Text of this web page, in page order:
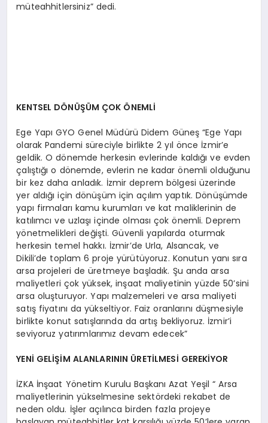
müteahhitlersiniz” dedi.
KENTSEL DÖNÜŞÜM ÇOK ÖNEMLİ
Ege Yapı GYO Genel Müdürü Didem Güneş “Ege Yapı
olarak Pandemi süreciyle birlikte 2 yıl önce İzmir’e
geldik. O dönemde herkesin evlerinde kaldığı ve evden
çalıştığı o dönemde, evlerin ne kadar önemli olduğunu
bir kez daha anladık. İzmir deprem bölgesi üzerinde
yer aldığı için dönüşüm için açılım yaptık. Dönüşümde
yapı firmaları kamu kurumları ve kat maliklerinin de
katılımcı ve uzlaşı içinde olması çok önemli. Deprem
yönetmelikleri değişti. Güvenli yapılarda oturmak
herkesin temel hakkı. İzmir’de Urla, Alsancak, ve
Dikili’de toplam 6 proje yürütüyoruz. Konutun yanı sıra
arsa projeleri de üretmeye başladık. Şu anda arsa
maliyetleri çok yüksek, inşaat maliyetinin yüzde 50’sini
arsa oluşturuyor. Yapı malzemeleri ve arsa maliyeti
satış fiyatını da yükseltiyor. Faiz oranlarını düşmesiyle
birlikte konut satışlarında da artış bekliyoruz. İzmir’i
seviyoruz yatırımlarımız devam edecek”
YENİ GELİŞİM ALANLARININ ÜRETİLMESİ GEREKİYOR
İZKA İnşaat Yönetim Kurulu Başkanı Azat Yeşil “ Arsa
maliyetlerinin yükselmesine sektördeki rekabet de
neden oldu. İşler açılınca birden fazla projeye